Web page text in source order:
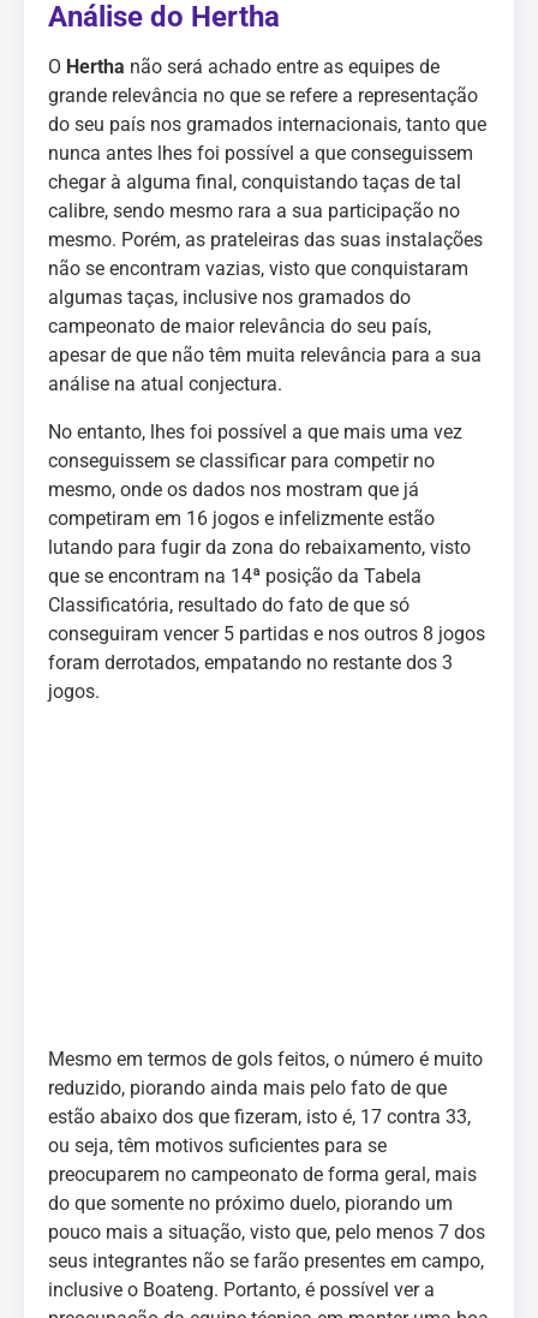
Análise do Hertha
O Hertha não será achado entre as equipes de
grande relevância no que se refere a representação
do seu país nos gramados internacionais, tanto que
nunca antes lhes foi possível a que conseguissem
chegar à alguma final, conquistando taças de tal
calibre, sendo mesmo rara a sua participação no
mesmo. Porém, as prateleiras das suas instalações
não se encontram vazias, visto que conquistaram
algumas taças, inclusive nos gramados do
campeonato de maior relevância do seu país,
apesar de que não têm muita relevância para a sua
análise na atual conjectura.
No entanto, lhes foi possível a que mais uma vez
conseguissem se classificar para competir no
mesmo, onde os dados nos mostram que já
competiram em 16 jogos e infelizmente estão
lutando para fugir da zona do rebaixamento, visto
que se encontram na 14ª posição da Tabela
Classificatória, resultado do fato de que só
conseguiram vencer 5 partidas e nos outros 8 jogos
foram derrotados, empatando no restante dos 3
jogos.
Mesmo em termos de gols feitos, o número é muito
reduzido, piorando ainda mais pelo fato de que
estão abaixo dos que fizeram, isto é, 17 contra 33,
ou seja, têm motivos suficientes para se
preocuparem no campeonato de forma geral, mais
do que somente no próximo duelo, piorando um
pouco mais a situação, visto que, pelo menos 7 dos
seus integrantes não se farão presentes em campo,
inclusive o Boateng. Portanto, é possível ver a